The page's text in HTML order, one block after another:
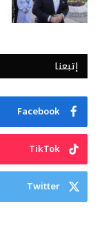
إتبعنا
Facebook
TikTok
Twitter